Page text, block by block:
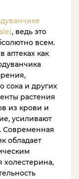
, ведь это
всем.
аптеках как
сока и других
растения
из крови и
усиливают
Современная
обладает
холестерина,